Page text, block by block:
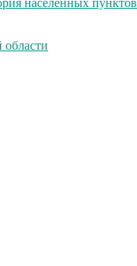
населенных пунктов
области